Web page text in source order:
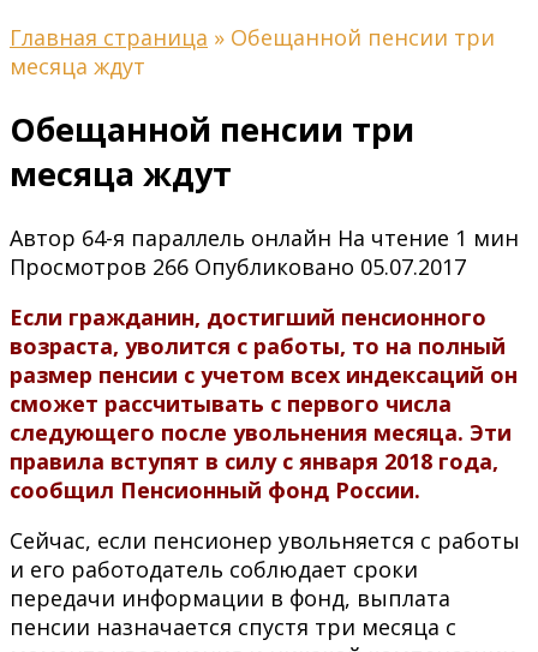
Главная страница » Обещанной пенсии три
месяца ждут
Обещанной пенсии три
месяца ждут
Автор 64-я параллель онлайн На чтение 1 мин
Просмотров 266 Опубликовано 05.07.2017
Если гражданин, достигший пенсионного
возраста, уволится с работы, то на полный
размер пенсии с учетом всех индексаций он
сможет рассчитывать с первого числа
следующего после увольнения месяца. Эти
правила вступят в силу с января 2018 года,
сообщил Пенсионный фонд России.
Сейчас, если пенсионер увольняется с работы
и его работодатель соблюдает сроки
передачи информации в фонд, выплата
пенсии назначается спустя три месяца с